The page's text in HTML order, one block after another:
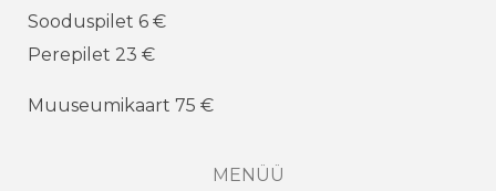
Sooduspilet 6 €
Perepilet 23 €
Muuseumikaart 75 €
MENÜÜ